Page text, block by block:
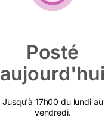
Posté
aujourd'hui
Jusqu'à 17h00 du lundi au
vendredi.